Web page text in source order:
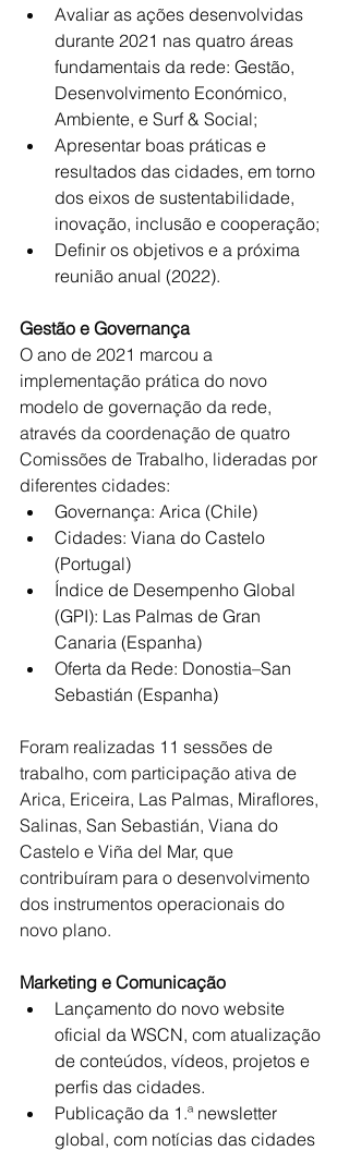
Avaliar as ações desenvolvidas
durante 2021 nas quatro áreas
fundamentais da rede: Gestão,
Desenvolvimento Económico,
Ambiente, e Surf & Social;
Apresentar boas práticas e
resultados das cidades, em torno
dos eixos de sustentabilidade,
inovação, inclusão e cooperação;
Definir os objetivos e a próxima
reunião anual (2022).
Gestão e Governança
O ano de 2021 marcou a
implementação prática do novo
modelo de governação da rede,
através da coordenação de quatro
Comissões de Trabalho, lideradas por
diferentes cidades:
Governança: Arica (Chile)
Cidades: Viana do Castelo
(Portugal)
Índice de Desempenho Global
(GPI): Las Palmas de Gran
Canaria (Espanha)
Oferta da Rede: Donostia–San
Sebastián (Espanha)
Foram realizadas 11 sessões de
trabalho, com participação ativa de
Arica, Ericeira, Las Palmas, Miraflores,
Salinas, San Sebastián, Viana do
Castelo e Viña del Mar, que
contribuíram para o desenvolvimento
dos instrumentos operacionais do
novo plano.
Marketing e Comunicação
Lançamento do novo website
oficial da WSCN, com atualização
de conteúdos, vídeos, projetos e
perfis das cidades.
Publicação da 1.ª newsletter
global, com notícias das cidades